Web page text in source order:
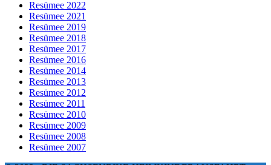
Resümee 2022
Resümee 2021
Resümee 2019
Resümee 2018
Resümee 2017
Resümee 2016
Resümee 2014
Resümee 2013
Resümee 2012
Resümee 2011
Resümee 2010
Resümee 2009
Resümee 2008
Resümee 2007